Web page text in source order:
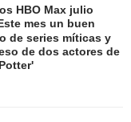
HBO Max julio
mes un buen
de series míticas y
de dos actores de